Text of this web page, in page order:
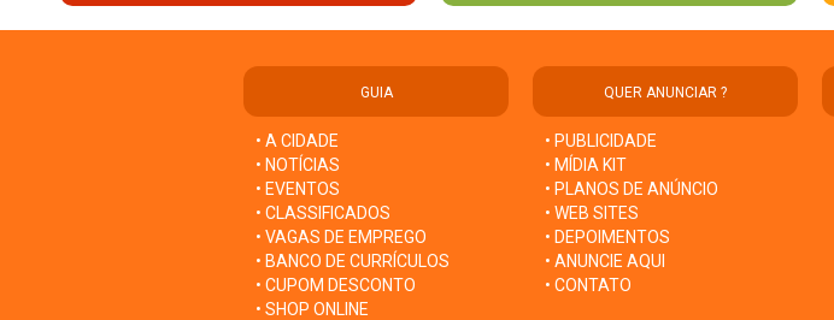
GUIA
• A CIDADE
• NOTÍCIAS
• EVENTOS
• CLASSIFICADOS
• VAGAS DE EMPREGO
• BANCO DE CURRÍCULOS
• CUPOM DESCONTO
• SHOP ONLINE
QUER ANUNCIAR ?
• PUBLICIDADE
• MÍDIA KIT
• PLANOS DE ANÚNCIO
• WEB SITES
• DEPOIMENTOS
• ANUNCIE AQUI
• CONTATO